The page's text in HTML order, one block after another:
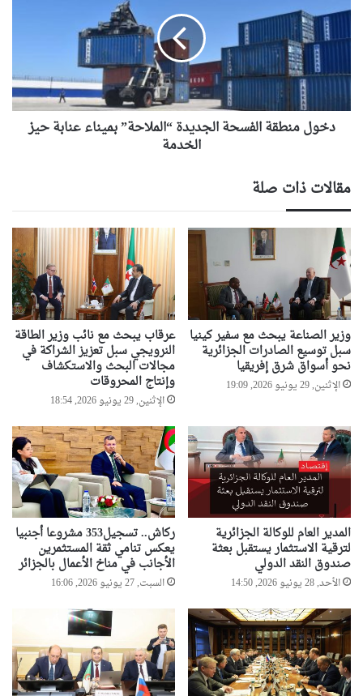
الفسحة
الجديدة
“الملاحة”
عنابة
حيز
الخدمة
دخول منطقة الفسحة الجديدة “الملاحة” بميناء عنابة حيز
الخدمة
مقالات ذات صلة
وزير الصناعة يبحث مع سفير كينيا
سبل توسيع الصادرات الجزائرية
نحو أسواق شرق إفريقيا
الإثنين, 29 يونيو 2026, 19:09
عرقاب يبحث مع نائب وزير الطاقة
النرويجي سبل تعزيز الشراكة في
مجالات البحث والاستكشاف
وإنتاج المحروقات
الإثنين, 29 يونيو 2026, 18:54
المدير العام للوكالة الجزائرية
لترقية الاستثمار يستقبل بعثة
صندوق النقد الدولي
الأحد, 28 يونيو 2026, 14:50
ركاش.. تسجيل353 مشروعا أجنبيا
يعكس تنامي ثقة المستثمرين
الأجانب في مناخ الأعمال بالجزائر
السبت, 27 يونيو 2026, 16:06